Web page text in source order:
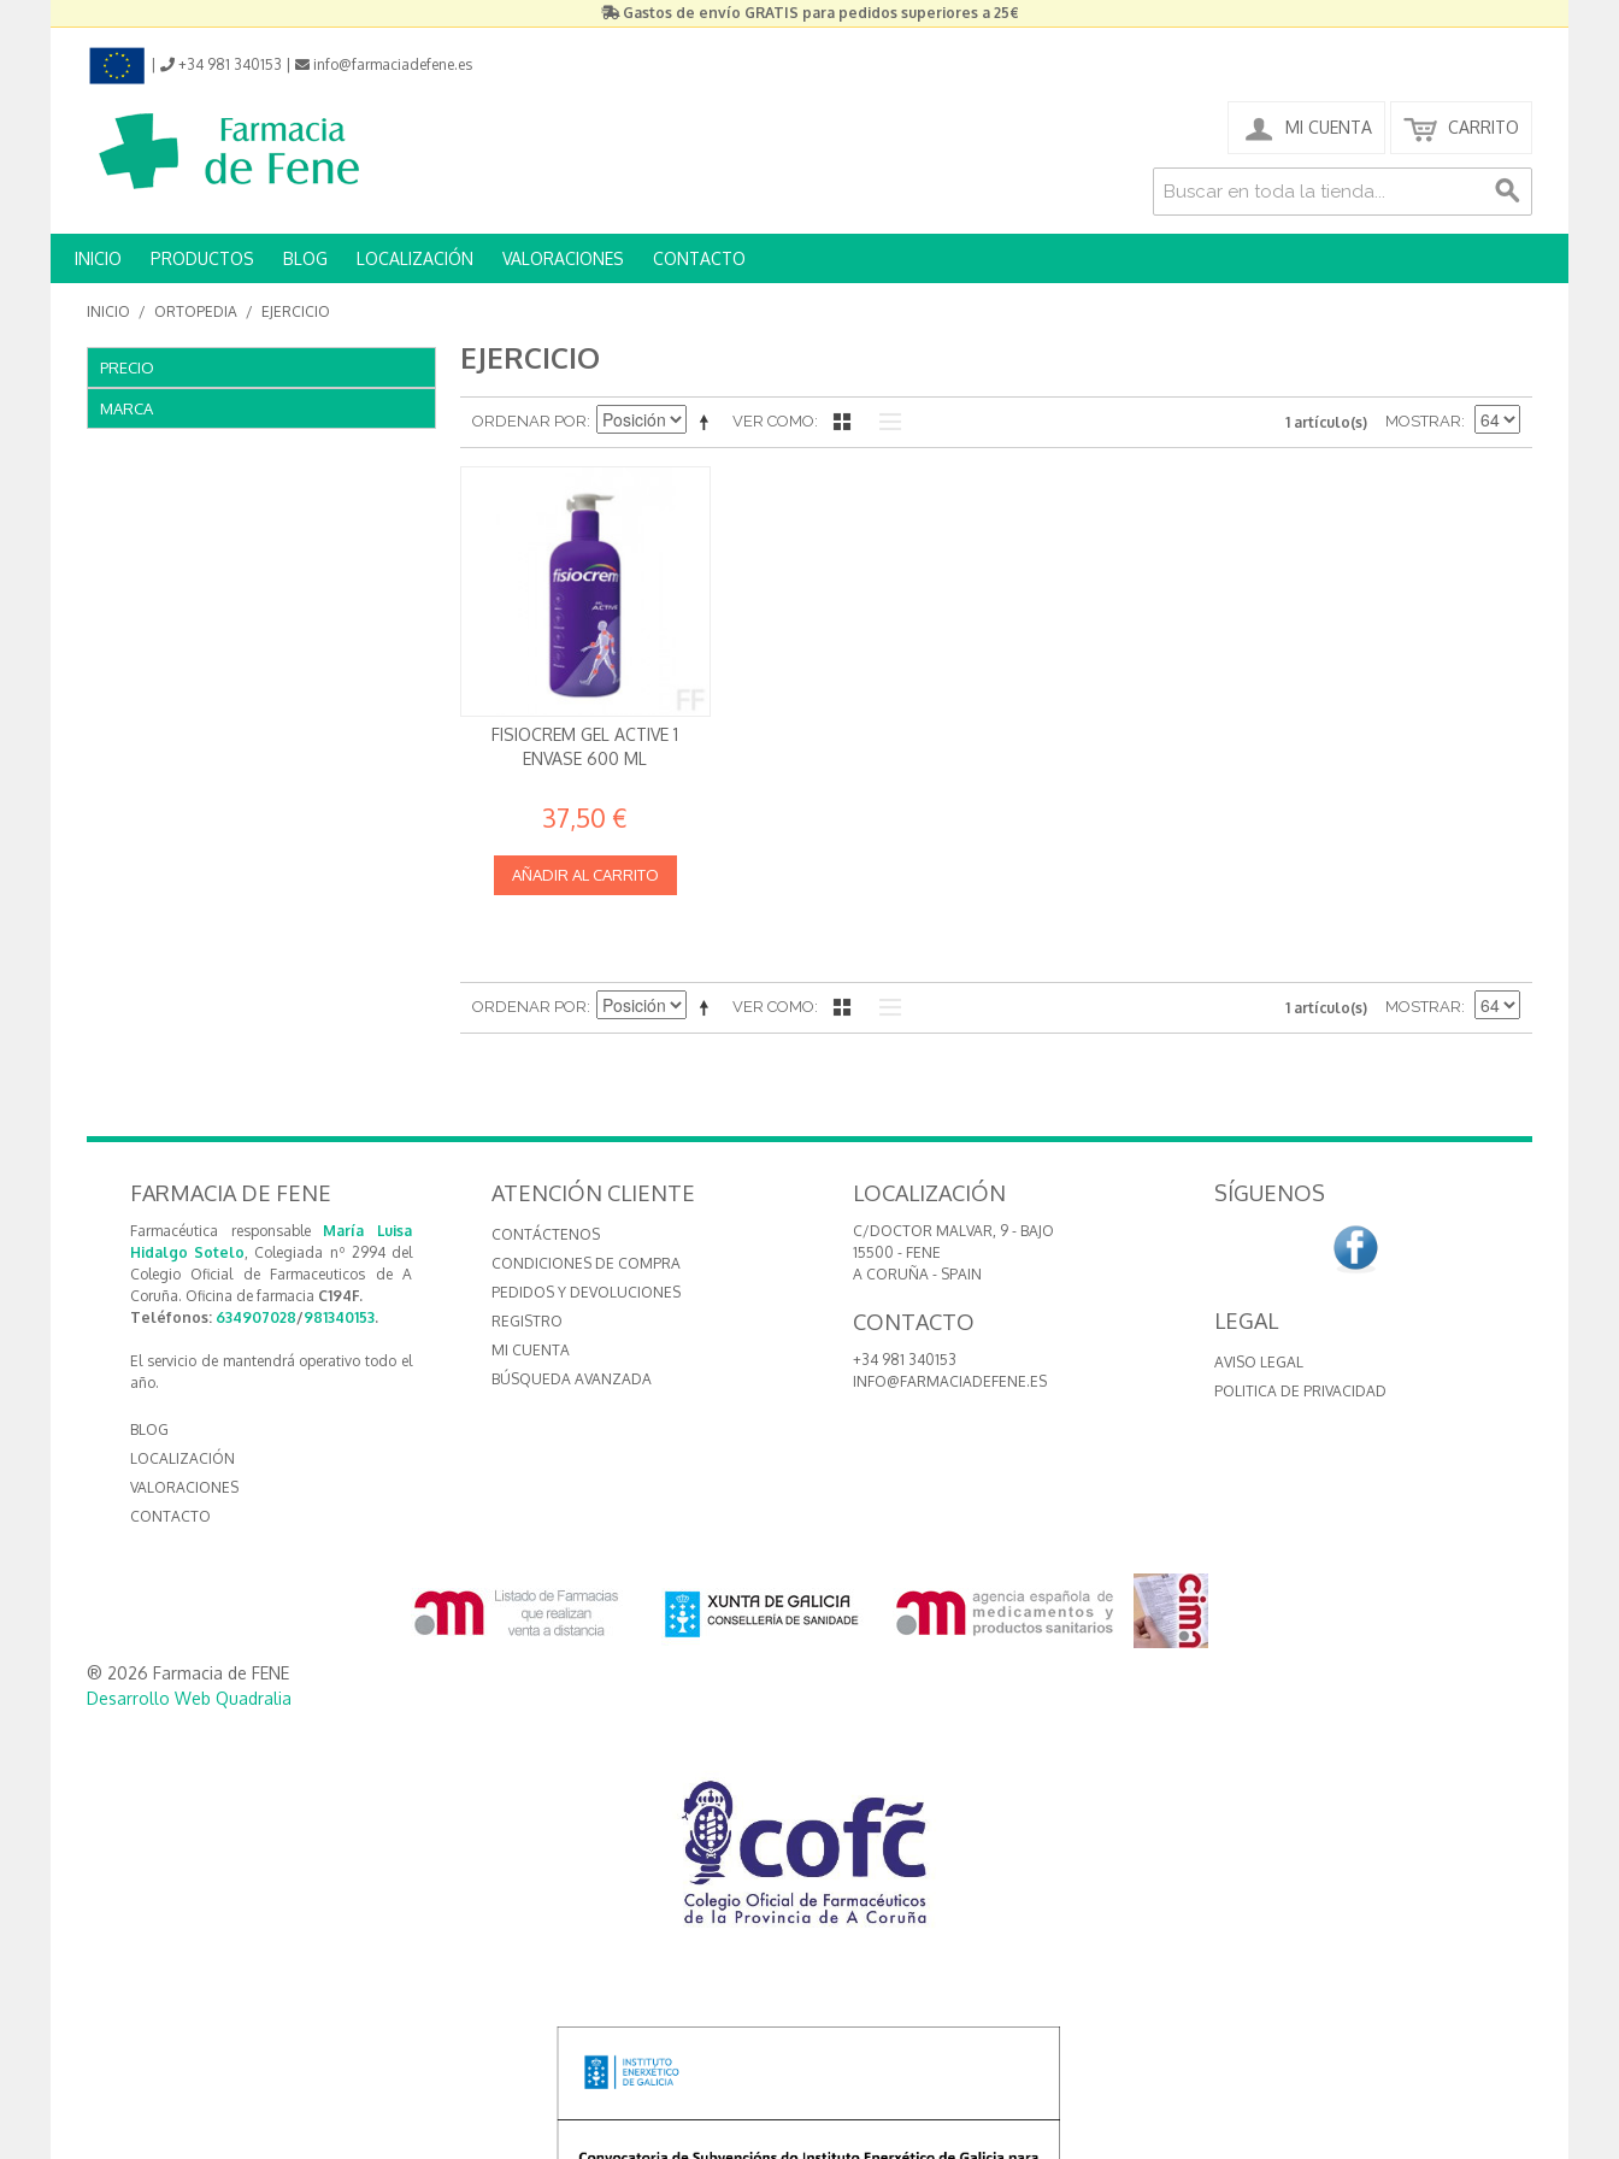
Gastos de envío GRATIS para pedidos superiores a 25€
+34 981 340153 info@farmaciadefene.es
MI CUENTA CARRITO
INICIO PRODUCTOS BLOG LOCALIZACIÓN VALORACIONES CONTACTO
INICIO / ORTOPEDIA / EJERCICIO
PRECIO
MARCA
EJERCICIO
VER COMO
ORDENAR POR 1 artículo(s) MOSTRAR
FISIOCREM GEL ACTIVE 1
ENVASE 600 ML
37,50 €
AÑADIR AL CARRITO
VER COMO
ORDENAR POR 1 artículo(s) MOSTRAR
FARMACIA DE FENE
Farmacéutica responsable María Luisa
Hidalgo Sotelo , Colegiada nº 2994 del
Colegio Oficial de Farmaceuticos de A
Coruña. Oficina de farmacia C194F.
Teléfonos: 634907028/981340153.
El servicio de mantendrá operativo todo el
año.
BLOG
LOCALIZACIÓN
VALORACIONES
CONTACTO
ATENCIÓN CLIENTE
CONTÁCTENOS
CONDICIONES DE COMPRA
PEDIDOS Y DEVOLUCIONES
REGISTRO
MI CUENTA
BÚSQUEDA AVANZADA
LOCALIZACIÓN
C/DOCTOR MALVAR, 9 - BAJO
15500 - FENE
A CORUÑA - SPAIN
CONTACTO
+34 981 340153
INFO@FARMACIADEFENE.ES
SÍGUENOS
LEGAL
AVISO LEGAL
POLITICA DE PRIVACIDAD
® 2026 Farmacia de FENE
Desarrollo Web Quadralia